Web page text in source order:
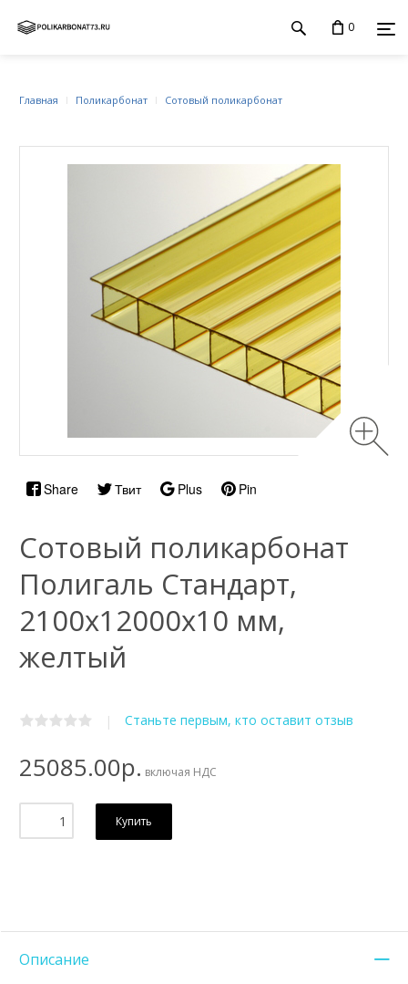
0
Share Твит Plus Pin
Главная Поликарбонат Сотовый поликарбонат
Сотовый поликарбонат
Полигаль Стандарт,
2100х12000x10 мм,
желтый
| Станьте первым, кто оставит отзыв
25085.00р. включая НДС
Купить
Описание